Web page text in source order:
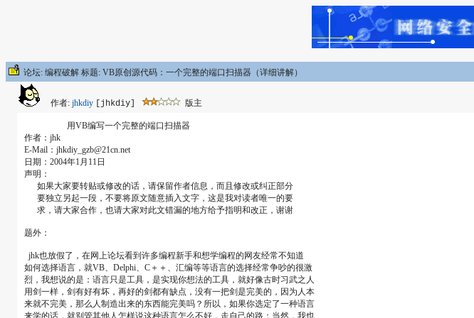
论坛: 编程破解 标题: VB原创源代码：一个完整的端口扫描器（详细讲解）
作者: jhkdiy [jhkdiy] 版主
用VB编写一个完整的端口扫描器
作者：jhk
E-Mail：jhkdiy_gzb@21cn.net
日期：2004年1月11日
声明：
如果大家要转贴或修改的话，请保留作者信息，而且修改或纠正部分
要独立另起一段，不要将原文随意插入文字，这是我对读者唯一的要
求，请大家合作，也请大家对此文错漏的地方给予指明和改正，谢谢
题外：
jhk也放假了，在网上论坛看到许多编程新手和想学编程的网友经常不知道
如何选择语言，就VB、Delphi、C＋＋、汇编等等语言的选择经常争吵的很激
烈，我想说的是：语言只是工具，是实现你想法的工具，就好像古时习武之人
用剑一样，剑有好有坏，再好的剑都有缺点，没有一把剑是完美的，因为人本
来就不完美，那么人制造出来的东西能完美吗？所以，如果你选定了一种语言
来学的话，就别管其他人怎样说这种语言怎么不好，走自己的路；当然，我也